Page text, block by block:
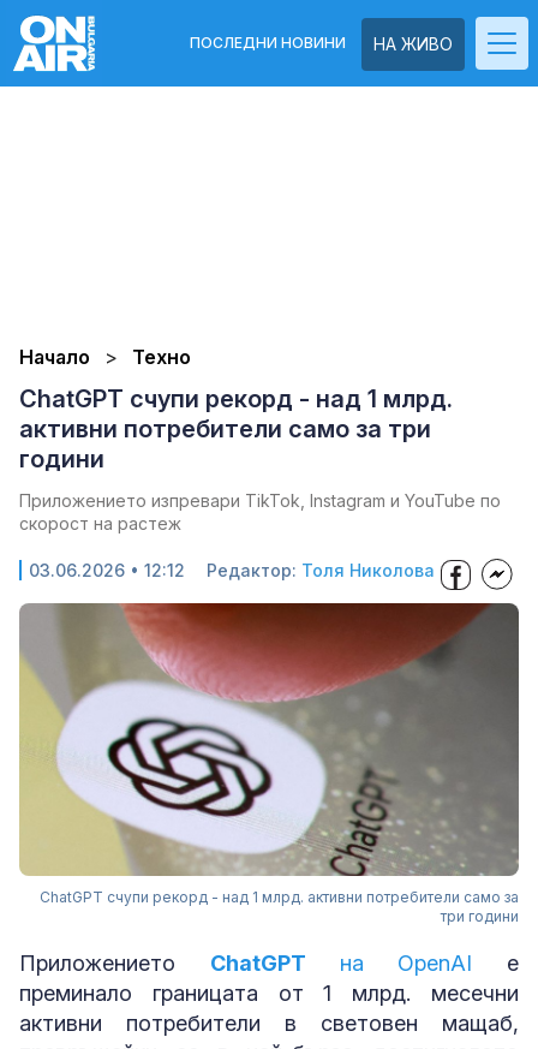
НА ЖИВО
ПОСЛЕДНИ НОВИНИ
Начало Техно
ChatGPT счупи рекорд - над 1 млрд.
активни потребители само за три
години
Приложението изпревари TikTok, Instagram и YouTube по
скорост на растеж
03.06.2026 • 12:12 Редактор: Толя Николова
ChatGPT счупи рекорд - над 1 млрд. активни потребители само за
три години
Приложението ChatGPT на OpenAI е
преминало границата от 1 млрд. месечни
активни потребители в световен мащаб,